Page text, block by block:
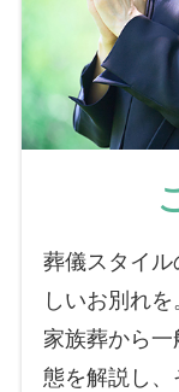
葬儀スタイ
しいお別れを。
家族葬から
態を解説し